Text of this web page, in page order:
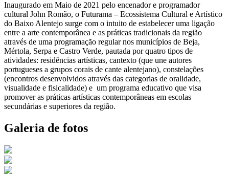
Inaugurado em Maio de 2021 pelo encenador e programador
cultural John Romão, o Futurama – Ecossistema Cultural e Artístico
do Baixo Alentejo surge com o intuito de estabelecer uma ligação
entre a arte contemporânea e as práticas tradicionais da região
através de uma programação regular nos municípios de Beja,
Mértola, Serpa e Castro Verde, pautada por quatro tipos de
atividades: residências artísticas, cantexto (que une autores
portugueses a grupos corais de cante alentejano), constelações
(encontros desenvolvidos através das categorias de oralidade,
visualidade e fisicalidade) e um programa educativo que visa
promover as práticas artísticas contemporâneas em escolas
secundárias e superiores da região.
Galeria de fotos